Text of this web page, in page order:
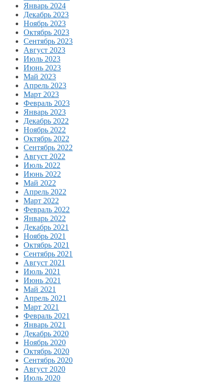
Январь 2024
Декабрь 2023
Ноябрь 2023
Октябрь 2023
Сентябрь 2023
Август 2023
Июль 2023
Июнь 2023
Май 2023
Апрель 2023
Март 2023
Февраль 2023
Январь 2023
Декабрь 2022
Ноябрь 2022
Октябрь 2022
Сентябрь 2022
Август 2022
Июль 2022
Июнь 2022
Май 2022
Апрель 2022
Март 2022
Февраль 2022
Январь 2022
Декабрь 2021
Ноябрь 2021
Октябрь 2021
Сентябрь 2021
Август 2021
Июль 2021
Июнь 2021
Май 2021
Апрель 2021
Март 2021
Февраль 2021
Январь 2021
Декабрь 2020
Ноябрь 2020
Октябрь 2020
Сентябрь 2020
Август 2020
Июль 2020